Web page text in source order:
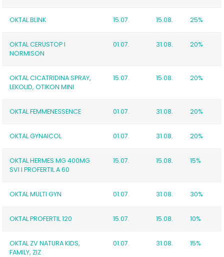
OKTAL BLINK 15.07. 15.08. 25%
OKTAL CERUSTOP I
NORMISON
01.07. 31.08. 20%
OKTAL CICATRIDINA SPRAY,
LEKOLID, OTIKON MINI
15.07. 15.08. 20%
OKTAL FEMMENESSENCE 01.07. 31.08. 20%
OKTAL GYNAICOL 01.07. 31.08. 20%
OKTAL HERMES MG 400MG
SVI I PROFERTIL A 60
15.07. 15.08. 15%
OKTAL MULTI GYN 01.07. 31.08. 30%
OKTAL PROFERTIL 120 15.07. 15.08. 10%
OKTAL ZV NATURA KIDS,
FAMILY, ZIZ
01.07. 31.08. 15%